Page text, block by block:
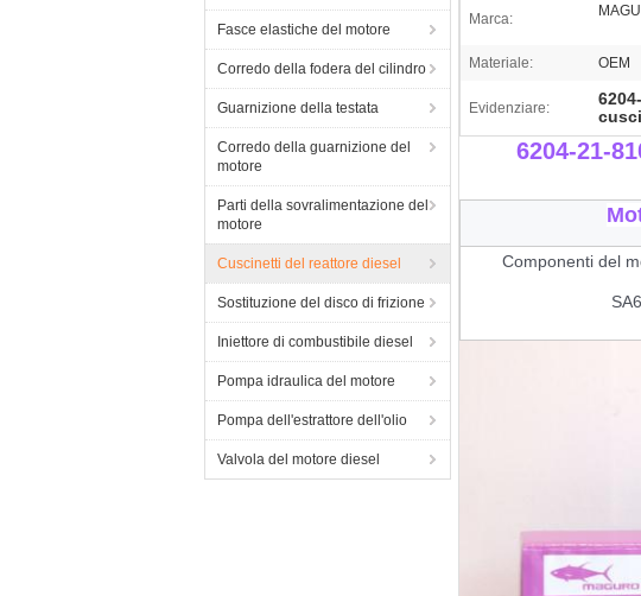
Fasce elastiche del motore
Corredo della fodera del cilindro
Guarnizione della testata
Corredo della guarnizione del
motore
Parti della sovralimentazione del
motore
Cuscinetti del reattore diesel
Sostituzione del disco di frizione
Iniettore di combustibile diesel
Pompa idraulica del motore
Pompa dell'estrattore dell'olio
Valvola del motore diesel
Marca:
Materiale: OEM
Evidenziare:
6204-21-
Componenti del